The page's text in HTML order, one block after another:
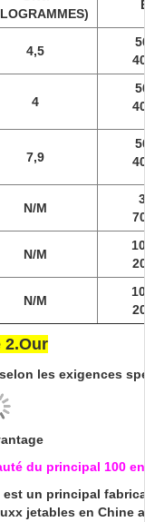
4,5
4
7,9
N/M
N/M
N/M
2.Our
les exigences
du principal 100
un principal
jetables en Chine